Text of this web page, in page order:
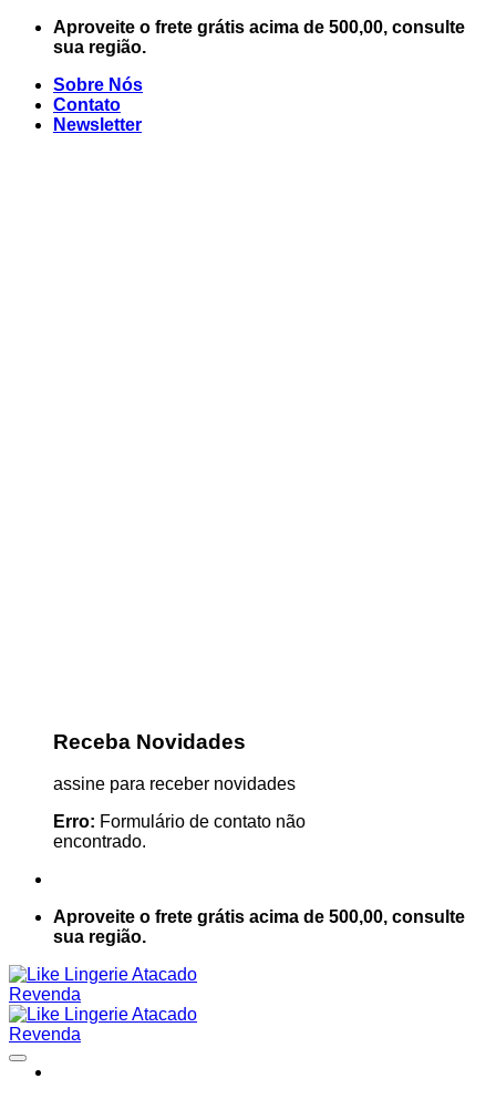
Skip
Aproveite o frete grátis acima de 500,00, consulte
sua região.
Sobre Nós
Contato
Newsletter
Receba Novidades
assine para receber novidades
Erro: Formulário de contato não
encontrado.
Aproveite o frete grátis acima de 500,00, consulte
sua região.